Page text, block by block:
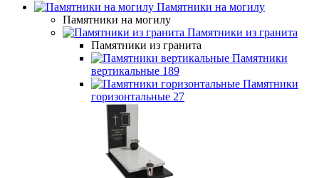
Памятники на могилу
Памятники на могилу
Памятники из гранита
Памятники из гранита
Памятники
вертикальные 189
Памятники
горизонтальные 27